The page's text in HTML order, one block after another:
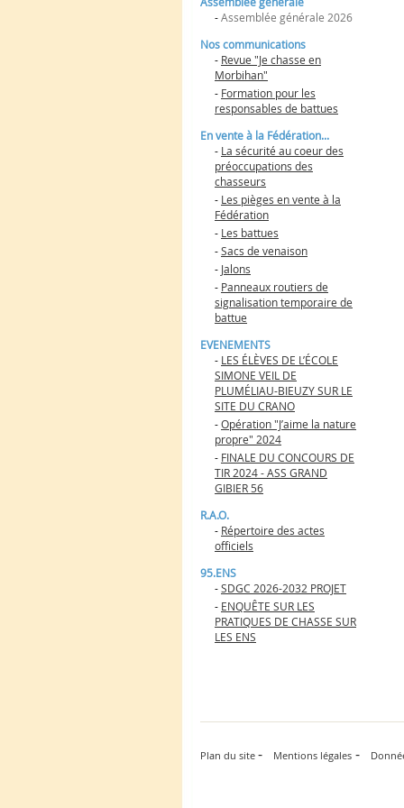
-Assemblée générale 2026
Nos communications
- Revue "Je chasse en
Morbihan"
- Formation pour les
responsables de battues
En vente à la Fédération...
- La sécurité au coeur des
préoccupations des
chasseurs
- Les pièges en vente à la
Fédération
- Les battues
-Sacs de venaison
- Jalons
- Panneaux routiers de
signalisation temporaire de
battue
EVENEMENTS
- LES ÉLÈVES DE L’ÉCOLE
SIMONE VEIL DE
PLUMÉLIAU-BIEUZY SUR LE
SITE DU CRANO
-Opération "J’aime la nature
propre" 2024
- FINALE DU CONCOURS DE
TIR 2024 - ASS GRAND
GIBIER 56
R.A.O.
- Répertoire des actes
officiels
95.ENS
-SDGC 2026-2032 PROJET
- ENQUÊTE SUR LES
PRATIQUES DE CHASSE SUR
LES ENS
Plan du site - Mentions légales -